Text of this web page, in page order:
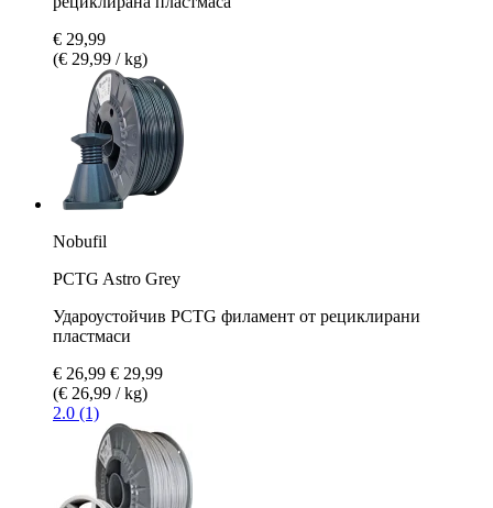
€ 29,99
(€ 29,99 / kg)
Nobufil
PCTG Astro Grey
Удароустойчив PCTG филамент от рециклирани
пластмаси
€ 26,99 € 29,99
(€ 26,99 / kg)
2.0 (1)